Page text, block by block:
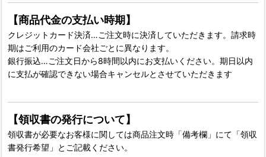
【商品代金の支払い時期】
クレジットカード決済…ご注文時に決済していただきます。請求時
期はご利用のカード会社ごとに異なります。
銀行振込…ご注文日から8時間以内にお支払いください。期日以内
に支払が確認できない場合キャンセルとさせていただきます
【領収書の発行について】
領収書が必要なお客様に関しては商品注文時「備考欄」にて「領収
書発行希望」とご記載ください。